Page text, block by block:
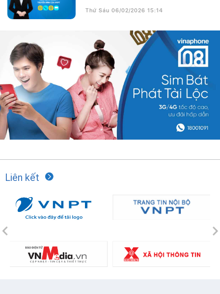
Thứ Sáu 06/02/2026 15:14
Liên kết
Previous